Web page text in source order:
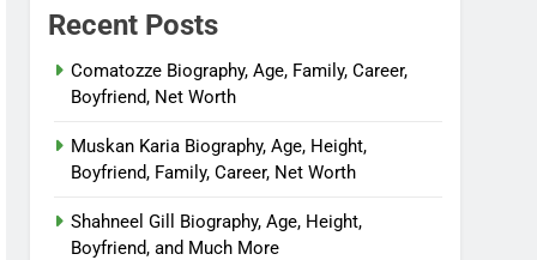
Recent Posts
Comatozze Biography, Age, Family, Career,
Boyfriend, Net Worth
Muskan Karia Biography, Age, Height,
Boyfriend, Family, Career, Net Worth
Shahneel Gill Biography, Age, Height,
Boyfriend, and Much More